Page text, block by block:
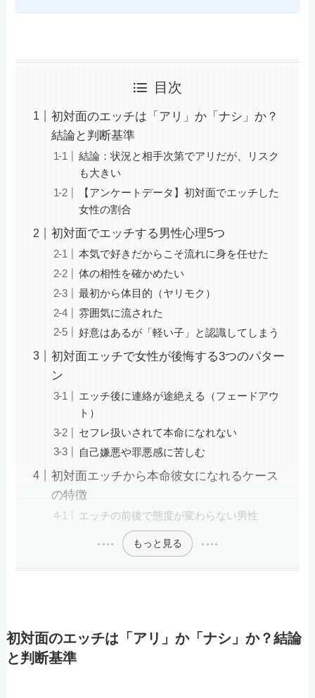
目次
初対面のエッチは「アリ」か「ナシ」か？
結論と判断基準
結論：状況と相手次第でアリだが、リスク
も大きい
【アンケートデータ】初対面でエッチした
女性の割合
初対面でエッチする男性心理5つ
本気で好きだからこそ流れに身を任せた
体の相性を確かめたい
最初から体目的（ヤリモク）
雰囲気に流された
好意はあるが「軽い子」と認識してしまう
初対面エッチで女性が後悔する3つのパター
ン
エッチ後に連絡が途絶える（フェードアウ
ト）
セフレ扱いされて本命になれない
自己嫌悪や罪悪感に苦しむ
初対面エッチから本命彼女になれるケース
の特徴
エッチの前後で態度が変わらない男性
もっと見る
初対面のエッチは「アリ」か「ナシ」か？結論
と判断基準